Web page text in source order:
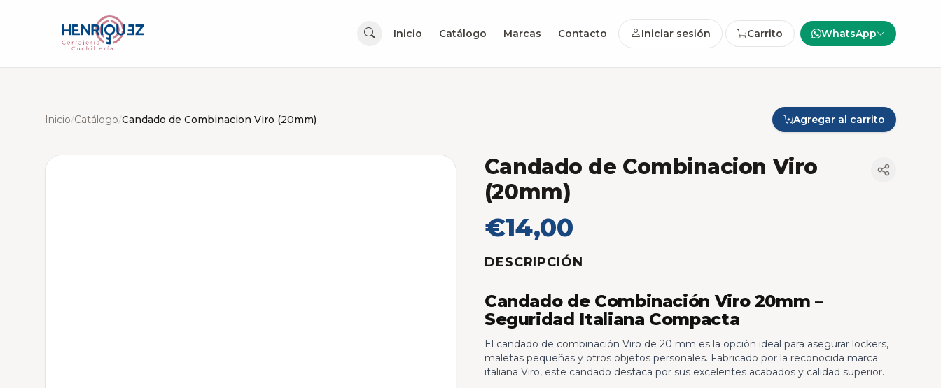
Inicio Catálogo Marcas Contacto Iniciar sesión Carrito WhatsApp
Inicio/Catálogo/Candado de Combinacion Viro (20mm) Agregar al carrito
Candado de Combinacion Viro
(20mm)
€14,00
DESCRIPCIÓN
Candado de Combinación Viro 20mm –
Seguridad Italiana Compacta
El candado de combinación Viro de 20 mm es la opción ideal para asegurar lockers,
maletas pequeñas y otros objetos personales. Fabricado por la reconocida marca
italiana Viro, este candado destaca por sus excelentes acabados y calidad superior.